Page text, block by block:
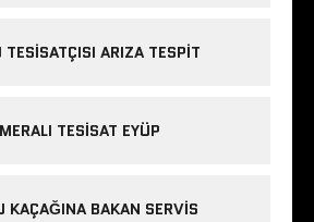
TESISATÇISI ARIZA TESPIT
TESISAT EYÜP
KAÇAĞINA BAKAN SERVIS